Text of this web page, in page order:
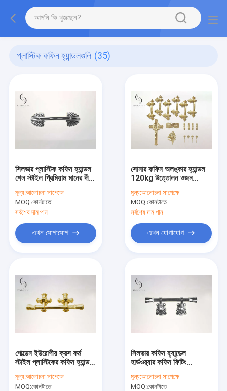
প্লাস্টিক কফিন হ্যান্ডলগুলি (35)
সিলভার প্লাস্টিক কফিন হ্যান্ডল
শেল স্টাইল প্রিমিয়াম মানের দীর্ঘ
মূল্য:আলোচনা সাপেক্ষে
MOQ:কোনটাতে
সর্বশেষ দাম পান
এখন যোগাযোগ
সোনার কফিন অলঙ্কার হ্যান্ডল
120kg উত্তোলন ওজন
মূল্য:আলোচনা সাপেক্ষে
MOQ:কোনটাতে
সর্বশেষ দাম পান
এখন যোগাযোগ
গোল্ডেন ইউরোপীয় ক্রস ফর্ম
স্টাইল প্লাস্টিকের কফিন হ্যান্ডল
মূল্য:আলোচনা সাপেক্ষে
MOQ:কোনটাতে
সিলভার কফিন হ্যান্ডেল
হার্ডওয়্যার কফিন ফিটিং
মূল্য:আলোচনা সাপেক্ষে
MOQ:কোনটাতে